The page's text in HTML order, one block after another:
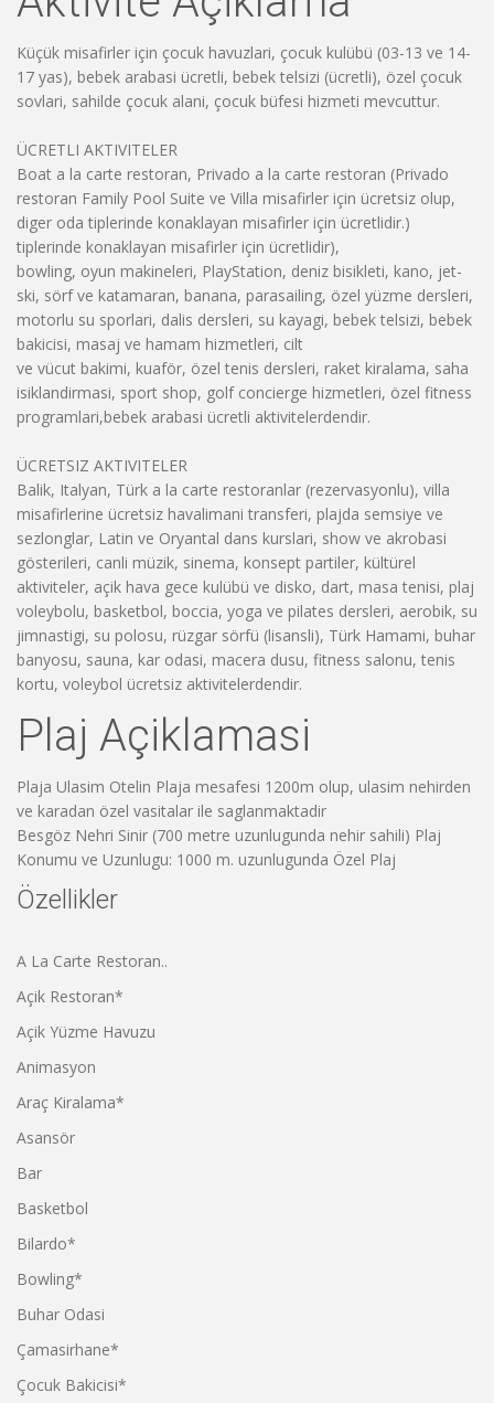
Küçük misafirler için çocuk havuzlari, çocuk kulübü (03-13 ve 14-
17 yas), bebek arabasi ücretli, bebek telsizi (ücretli), özel çocuk
sovlari, sahilde çocuk alani, çocuk büfesi hizmeti mevcuttur.
ÜCRETLI AKTIVITELER
Boat a la carte restoran, Privado a la carte restoran (Privado
restoran Family Pool Suite ve Villa misafirler için ücretsiz olup,
diger oda tiplerinde konaklayan misafirler için ücretlidir.)
tiplerinde konaklayan misafirler için ücretlidir),
bowling, oyun makineleri, PlayStation, deniz bisikleti, kano, jet-
ski, sörf ve katamaran, banana, parasailing, özel yüzme dersleri,
motorlu su sporlari, dalis dersleri, su kayagi, bebek telsizi, bebek
bakicisi, masaj ve hamam hizmetleri, cilt
ve vücut bakimi, kuaför, özel tenis dersleri, raket kiralama, saha
isiklandirmasi, sport shop, golf concierge hizmetleri, özel fitness
programlari,bebek arabasi ücretli aktivitelerdendir.
ÜCRETSIZ AKTIVITELER
Balik, Italyan, Türk a la carte restoranlar (rezervasyonlu), villa
misafirlerine ücretsiz havalimani transferi, plajda semsiye ve
sezlonglar, Latin ve Oryantal dans kurslari, show ve akrobasi
gösterileri, canli müzik, sinema, konsept partiler, kültürel
aktiviteler, açik hava gece kulübü ve disko, dart, masa tenisi, plaj
voleybolu, basketbol, boccia, yoga ve pilates dersleri, aerobik, su
jimnastigi, su polosu, rüzgar sörfü (lisansli), Türk Hamami, buhar
banyosu, sauna, kar odasi, macera dusu, fitness salonu, tenis
kortu, voleybol ücretsiz aktivitelerdendir.
Plaj Açiklamasi
Plaja Ulasim Otelin Plaja mesafesi 1200m olup, ulasim nehirden
ve karadan özel vasitalar ile saglanmaktadir
Besgöz Nehri Sinir (700 metre uzunlugunda nehir sahili) Plaj
Konumu ve Uzunlugu: 1000 m. uzunlugunda Özel Plaj
Özellikler
A La Carte Restoran..
Açik Restoran*
Açik Yüzme Havuzu
Animasyon
Araç Kiralama*
Asansör
Bar
Basketbol
Bilardo*
Bowling*
Buhar Odasi
Çamasirhane*
Çocuk Bakicisi*